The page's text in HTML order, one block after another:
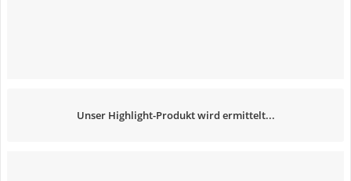
Unser Highlight-Produkt wird ermittelt...